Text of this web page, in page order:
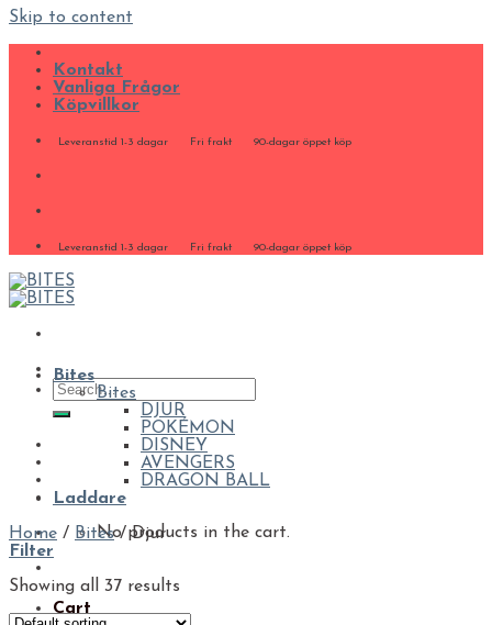
Skip to content
Kontakt
Vanliga Frågor
Köpvillkor
Leveranstid 1-3 dagar Fri frakt 90-dagar öppet köp
Leveranstid 1-3 dagar Fri frakt 90-dagar öppet köp
No products in the cart.
Cart
Bites
Bites
DJUR
POKÉMON
DISNEY
AVENGERS
DRAGON BALL
Laddare
Home / Bites /Djur
Filter
Showing all 37 results